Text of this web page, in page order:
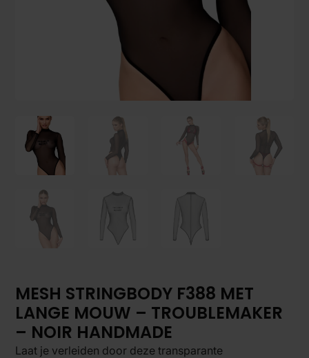
MESH STRINGBODY F388 MET
LANGE MOUW – TROUBLEMAKER
– NOIR HANDMADE
Laat je verleiden door deze transparante